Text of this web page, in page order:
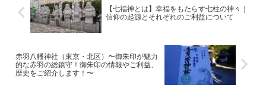
【七福神とは】幸福をもたらす七柱の神々｜
信仰の起源とそれぞれのご利益について
赤羽八幡神社（東京・北区）〜御朱印が魅力
的な赤羽の総鎮守！御朱印の情報やご利益、
歴史をご紹介します！〜